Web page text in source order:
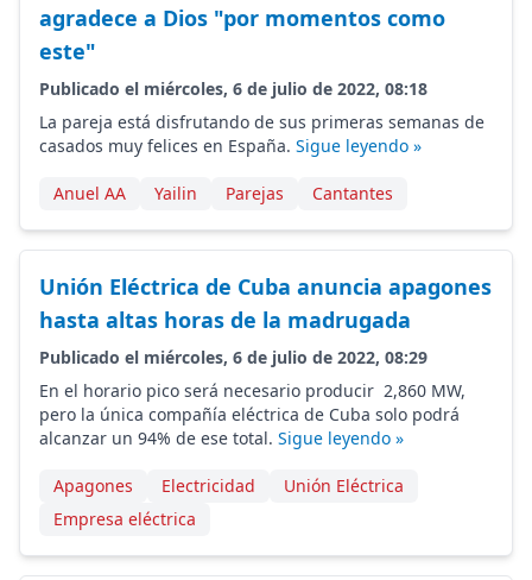
agradece a Dios "por momentos como
este"
Publicado el miércoles, 6 de julio de 2022, 08:18
La pareja está disfrutando de sus primeras semanas de
casados muy felices en España. Sigue leyendo »
Anuel AA Yailin Parejas Cantantes
Unión Eléctrica de Cuba anuncia apagones
hasta altas horas de la madrugada
Publicado el miércoles, 6 de julio de 2022, 08:29
En el horario pico será necesario producir 2,860 MW,
pero la única compañía eléctrica de Cuba solo podrá
alcanzar un 94% de ese total. Sigue leyendo »
Apagones Electricidad
Unión Eléctrica
Empresa eléctrica